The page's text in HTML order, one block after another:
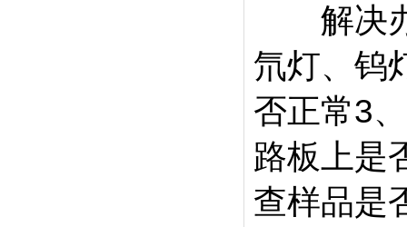
解决办
氘灯、钨
否正常3
路板上是
查样品是